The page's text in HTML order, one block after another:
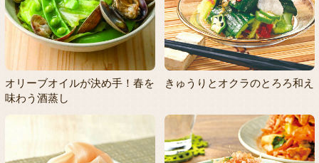
オリーブオイルが決め手！春を
味わう酒蒸し
きゅうりとオクラのとろろ和え